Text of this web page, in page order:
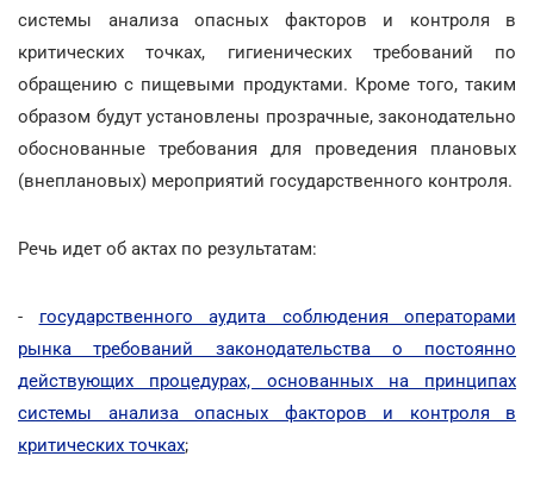
системы анализа опасных факторов и контроля в
критических точках, гигиенических требований по
обращению с пищевыми продуктами. Кроме того, таким
образом будут установлены прозрачные, законодательно
обоснованные требования для проведения плановых
(внеплановых) мероприятий государственного контроля.
Речь идет об актах по результатам:
- государственного аудита соблюдения операторами
рынка требований законодательства о постоянно
действующих процедурах, основанных на принципах
системы анализа опасных факторов и контроля в
критических точках;